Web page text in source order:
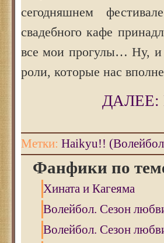
сегодняшнем
свадебного кафе
все мои прогулы… Ну, и
роли, которые нас
ДАЛЕЕ:
Метки: Haikyu!!
Фанфики по
Хината и Кагеяма
Волейбол. Сезон
Волейбол. Сезон